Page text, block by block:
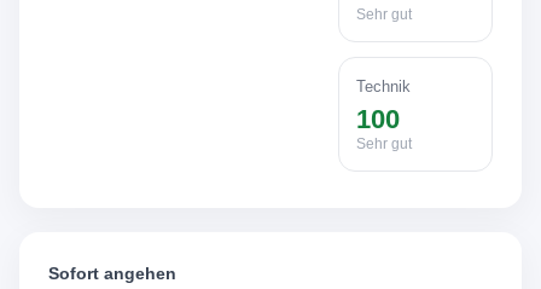
Sehr gut
Technik
100
Sehr gut
Sofort angehen